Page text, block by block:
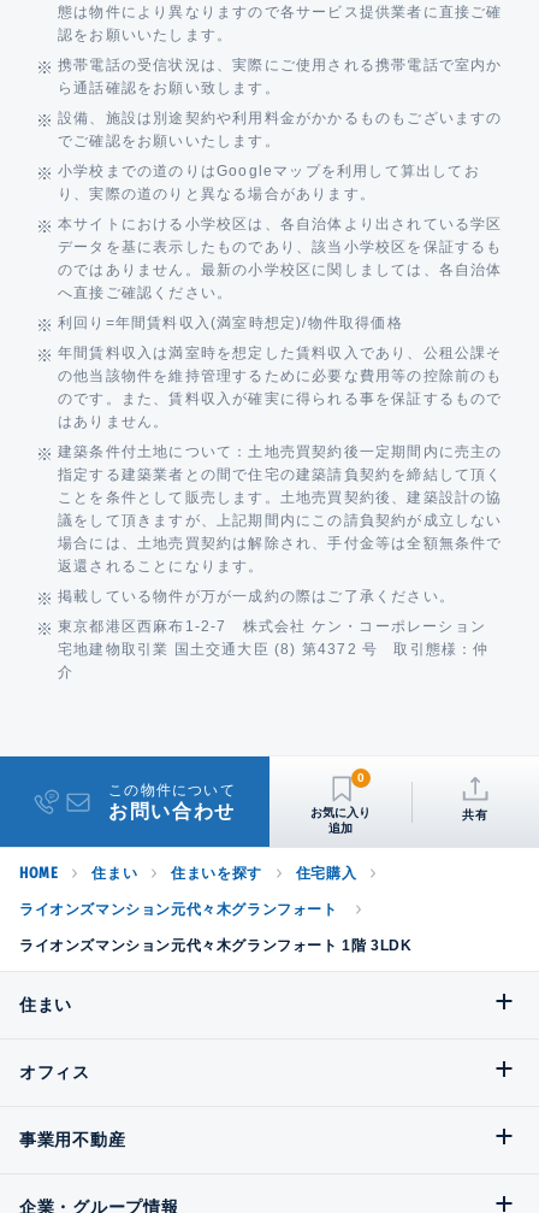
態は物件により異なりますので各サービス提供業者に直接ご確
認をお願いいたします。
携帯電話の受信状況は、実際にご使用される携帯電話で室内か
ら通話確認をお願い致します。
設備、施設は別途契約や利用料金がかかるものもございますの
でご確認をお願いいたします。
小学校までの道のりはGoogleマップを利用して算出してお
り、実際の道のりと異なる場合があります。
本サイトにおける小学校区は、各自治体より出されている学区
データを基に表示したものであり、該当小学校区を保証するも
のではありません。最新の小学校区に関しましては、各自治体
へ直接ご確認ください。
利回り=年間賃料収入(満室時想定)/物件取得価格
年間賃料収入は満室時を想定した賃料収入であり、公租公課そ
の他当該物件を維持管理するために必要な費用等の控除前のも
のです。また、賃料収入が確実に得られる事を保証するもので
はありません。
建築条件付土地について：土地売買契約後一定期間内に売主の
指定する建築業者との間で住宅の建築請負契約を締結して頂く
ことを条件として販売します。土地売買契約後、建築設計の協
議をして頂きますが、上記期間内にこの請負契約が成立しない
場合には、土地売買契約は解除され、手付金等は全額無条件で
返還されることになります。
掲載している物件が万が一成約の際はご了承ください。
東京都港区西麻布1-2-7 株式会社 ケン・コーポレーション
宅地建物取引業 国土交通大臣 (8) 第4372 号 取引態様：仲
介
この物件について
お問い合わせ
0
共有
HOME 住まい 住まいを探す 住宅購入
ライオンズマンション元代々木グランフォート
ライオンズマンション元代々木グランフォート 1階 3LDK
住まい
オフィス
事業用不動産
企業・グループ情報